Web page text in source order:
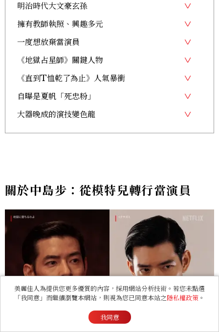
明治時代大文豪玄孫
擁有教師執照、興趣多元
一度想放棄當演員
《地獄占星師》關鍵人物
《直到T恤乾了為止》人氣暴衝
自曝是夏帆「死忠粉」
大器晚成的演技變色龍
關於中島步：從模特兒轉行當演員
美麗佳人為提供您更多優質的內容，採用網站分析技術。若您未點選
「我同意」而繼續瀏覽本網站，則視為您已同意本站之隱私權政策 。
我同意